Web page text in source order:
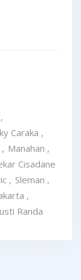
,
Caraka ,
, Manahan ,
Cisadane
, Sleman ,
,
Randa